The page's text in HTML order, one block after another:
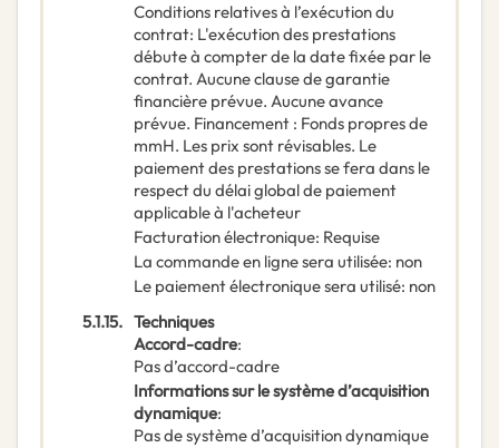
Conditions relatives à l’exécution du
contrat: L'exécution des prestations
débute à compter de la date fixée par le
contrat. Aucune clause de garantie
financière prévue. Aucune avance
prévue. Financement : Fonds propres de
mmH. Les prix sont révisables. Le
paiement des prestations se fera dans le
respect du délai global de paiement
applicable à l'acheteur
Facturation électronique: Requise
La commande en ligne sera utilisée: non
Le paiement électronique sera utilisé: non
5.1.15. Techniques
Accord-cadre:
Pas d’accord-cadre
Informations sur le système d’acquisition
dynamique:
Pas de système d’acquisition dynamique